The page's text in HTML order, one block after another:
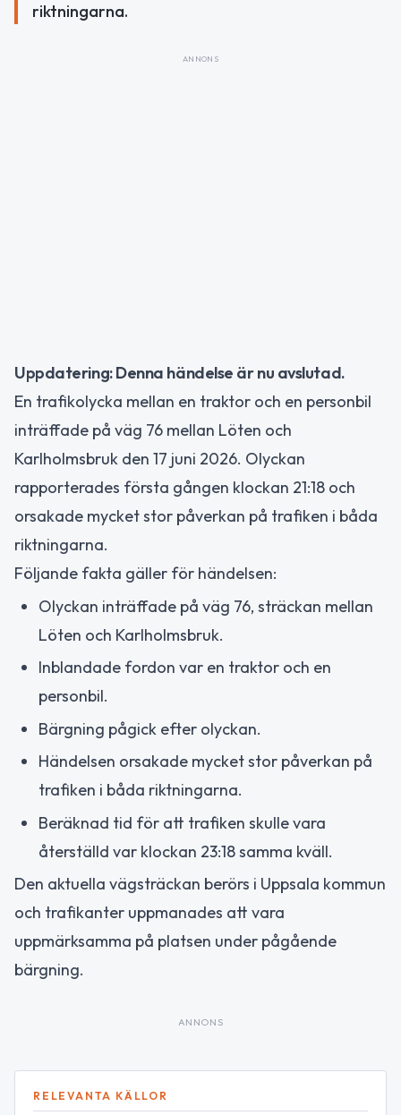
riktningarna.
ANNONS
Uppdatering: Denna händelse är nu avslutad.
En trafikolycka mellan en traktor och en personbil
inträffade på väg 76 mellan Löten och
Karlholmsbruk den 17 juni 2026. Olyckan
rapporterades första gången klockan 21:18 och
orsakade mycket stor påverkan på trafiken i båda
riktningarna.
Följande fakta gäller för händelsen:
Olyckan inträffade på väg 76, sträckan mellan
Löten och Karlholmsbruk.
Inblandade fordon var en traktor och en
personbil.
Bärgning pågick efter olyckan.
Händelsen orsakade mycket stor påverkan på
trafiken i båda riktningarna.
Beräknad tid för att trafiken skulle vara
återställd var klockan 23:18 samma kväll.
Den aktuella vägsträckan berörs i Uppsala kommun
och trafikanter uppmanades att vara
uppmärksamma på platsen under pågående
bärgning.
ANNONS
RELEVANTA KÄLLOR